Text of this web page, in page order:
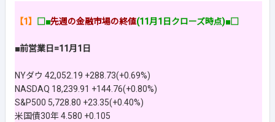
【1】 □■先週の金融市場の終値(11月1日クローズ時点)■□
■前営業日=11月1日
NYダウ 42,052.19 +288.73(+0.69%)
NASDAQ 18,239.91 +144.76(+0.80%)
S&P500 5,728.80 +23.35(+0.40%)
米国債30年 4.580 +0.105